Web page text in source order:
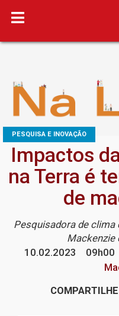
PESQUISA E INOVAÇÃO
Impactos
na Terra é
de
Pesquisadora de clima
Mackenzie
10.02.2023
09h00